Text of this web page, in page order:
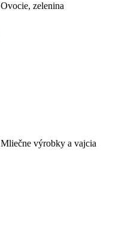
Ovocie, zelenina
Mliečne výrobky a vajcia